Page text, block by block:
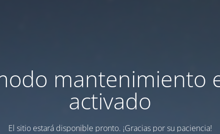
mantenimiento
activado
El sitio estará disponible pronto. ¡Gracias por su paciencia!